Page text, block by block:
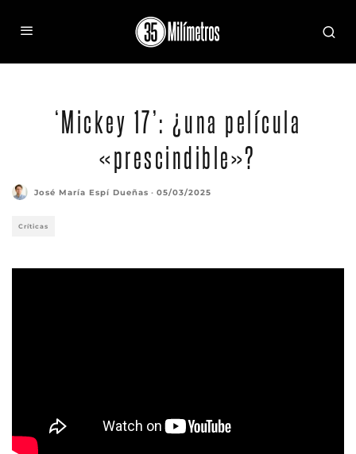
‘Mickey 17’: ¿una película
«prescindible»?
José María Espí Dueñas · 05/03/2025
Críticas